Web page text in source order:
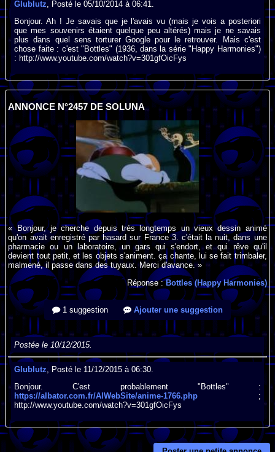
Glublutz , Posté le 05/10/2014 à 06:41.
Bonjour. Ah ! Je savais que je l'avais vu (mais je vois a posteriori
que mes souvenirs étaient quelque peu altérés) mais je ne savais
plus dans quel sens torturer Google pour le retrouver. Mais c'est
chose faite : c'est "Bottles" (1936, dans la série "Happy Harmonies")
: http://www.youtube.com/watch?v=301gfOicFys
ANNONCE N°2457 DE SOLUNA
« Bonjour, je cherche depuis très longtemps un vieux dessin animé
qu'on avait enregistré par hasard sur France 3. c'était la nuit, dans une
pharmacie ou un laboratoire, un gars qui s'endort, et qui rêve qu'il
devient tout petit, et les objets s'animent. ça chante, lui se fait trimbaler,
malmené, il passe dans des tuyaux. Merci d'avance. »
Réponse :Bottles (Happy Harmonies)
1 suggestion Ajouter une suggestion
Postée le 10/12/2015.
Glublutz , Posté le 11/12/2015 à 06:30.
Bonjour. C'est probablement "Bottles" :
https://albator.com.fr/AlWebSite/anime-1766.php ;
http://www.youtube.com/watch?v=301gfOicFys